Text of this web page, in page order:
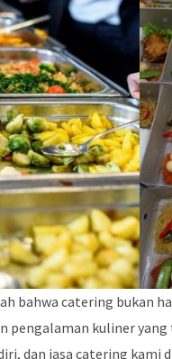
bahwa catering bukan
kuliner
dan jasa catering